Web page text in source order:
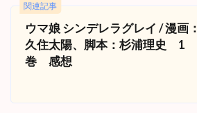
関連記事
ウマ娘 シンデレラグレイ / 漫画：
久住太陽、脚本：杉浦理史 1
巻 感想